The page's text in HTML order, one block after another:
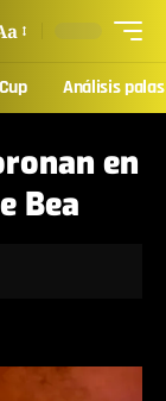
Análisis palas
en
Bea